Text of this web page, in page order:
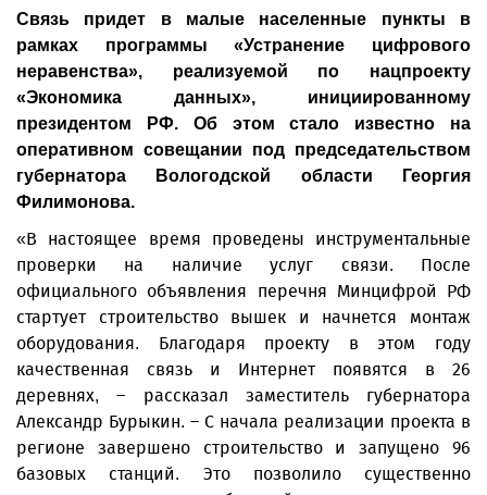
Связь придет в малые населенные пункты в
рамках программы «Устранение цифрового
неравенства», реализуемой по нацпроекту
«Экономика данных», инициированному
президентом РФ. Об этом стало известно на
оперативном совещании под председательством
губернатора Вологодской области Георгия
Филимонова.
«В настоящее время проведены инструментальные
проверки на наличие услуг связи. После
официального объявления перечня Минцифрой РФ
стартует строительство вышек и начнется монтаж
оборудования. Благодаря проекту в этом году
качественная связь и Интернет появятся в 26
деревнях, – рассказал заместитель губернатора
Александр Бурыкин. – С начала реализации проекта в
регионе завершено строительство и запущено 96
базовых станций. Это позволило существенно